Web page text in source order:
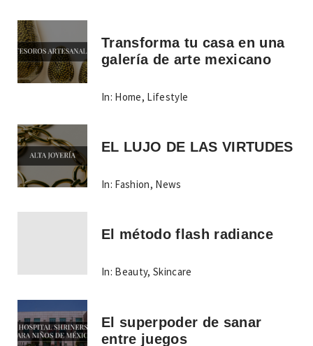
Transforma tu casa en una
galería de arte mexicano
In: Home, Lifestyle
EL LUJO DE LAS VIRTUDES
In: Fashion, News
El método flash radiance
In: Beauty,Skincare
El superpoder de sanar
entre juegos